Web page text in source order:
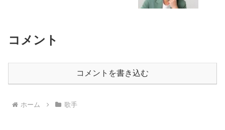
コメント
コメントを書き込む
ホーム 歌手